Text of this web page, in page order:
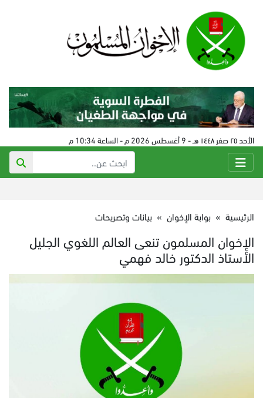
الأحد ٢٥ صفر ١٤٤٨ هـ - 9 أغسطس 2026 م - الساعة 10:34 م
الرئيسية » بوابة الإخوان » بيانات وتصريحات
الإخوان المسلمون تنعى العالم اللغوي الجليل
الأستاذ الدكتور خالد فهمي